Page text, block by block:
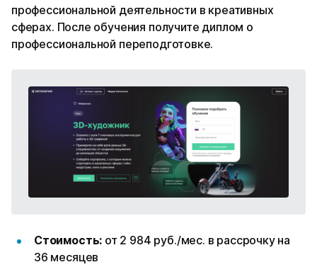
профессиональной деятельности в креативных
сферах. После обучения получите диплом о
профессиональной переподготовке.
Стоимость: от 2 984 руб./мес. в рассрочку на
36 месяцев